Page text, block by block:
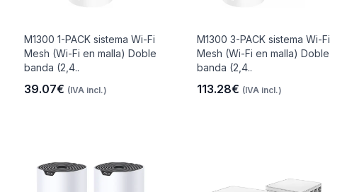
M1300 1-PACK sistema Wi-Fi
Mesh (Wi-Fi en malla) Doble
banda (2,4..
39.07€ (IVA incl.)
M1300 3-PACK sistema Wi-Fi
Mesh (Wi-Fi en malla) Doble
banda (2,4..
113.28€ (IVA incl.)